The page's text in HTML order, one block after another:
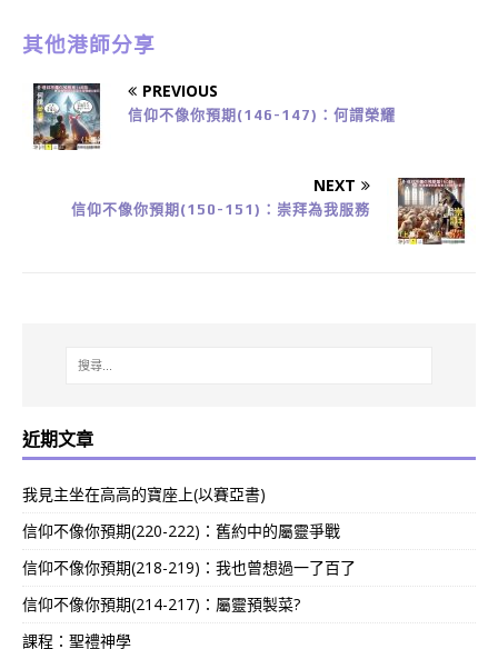
其他港師分享
PREVIOUS
信仰不像你預期(146-147)：何謂榮耀
NEXT
信仰不像你預期(150-151)：崇拜為我服務
近期文章
我見主坐在高高的寶座上(以賽亞書)
信仰不像你預期(220-222)：舊約中的屬靈爭戰
信仰不像你預期(218-219)：我也曾想過一了百了
信仰不像你預期(214-217)：屬靈預製菜?
課程：聖禮神學